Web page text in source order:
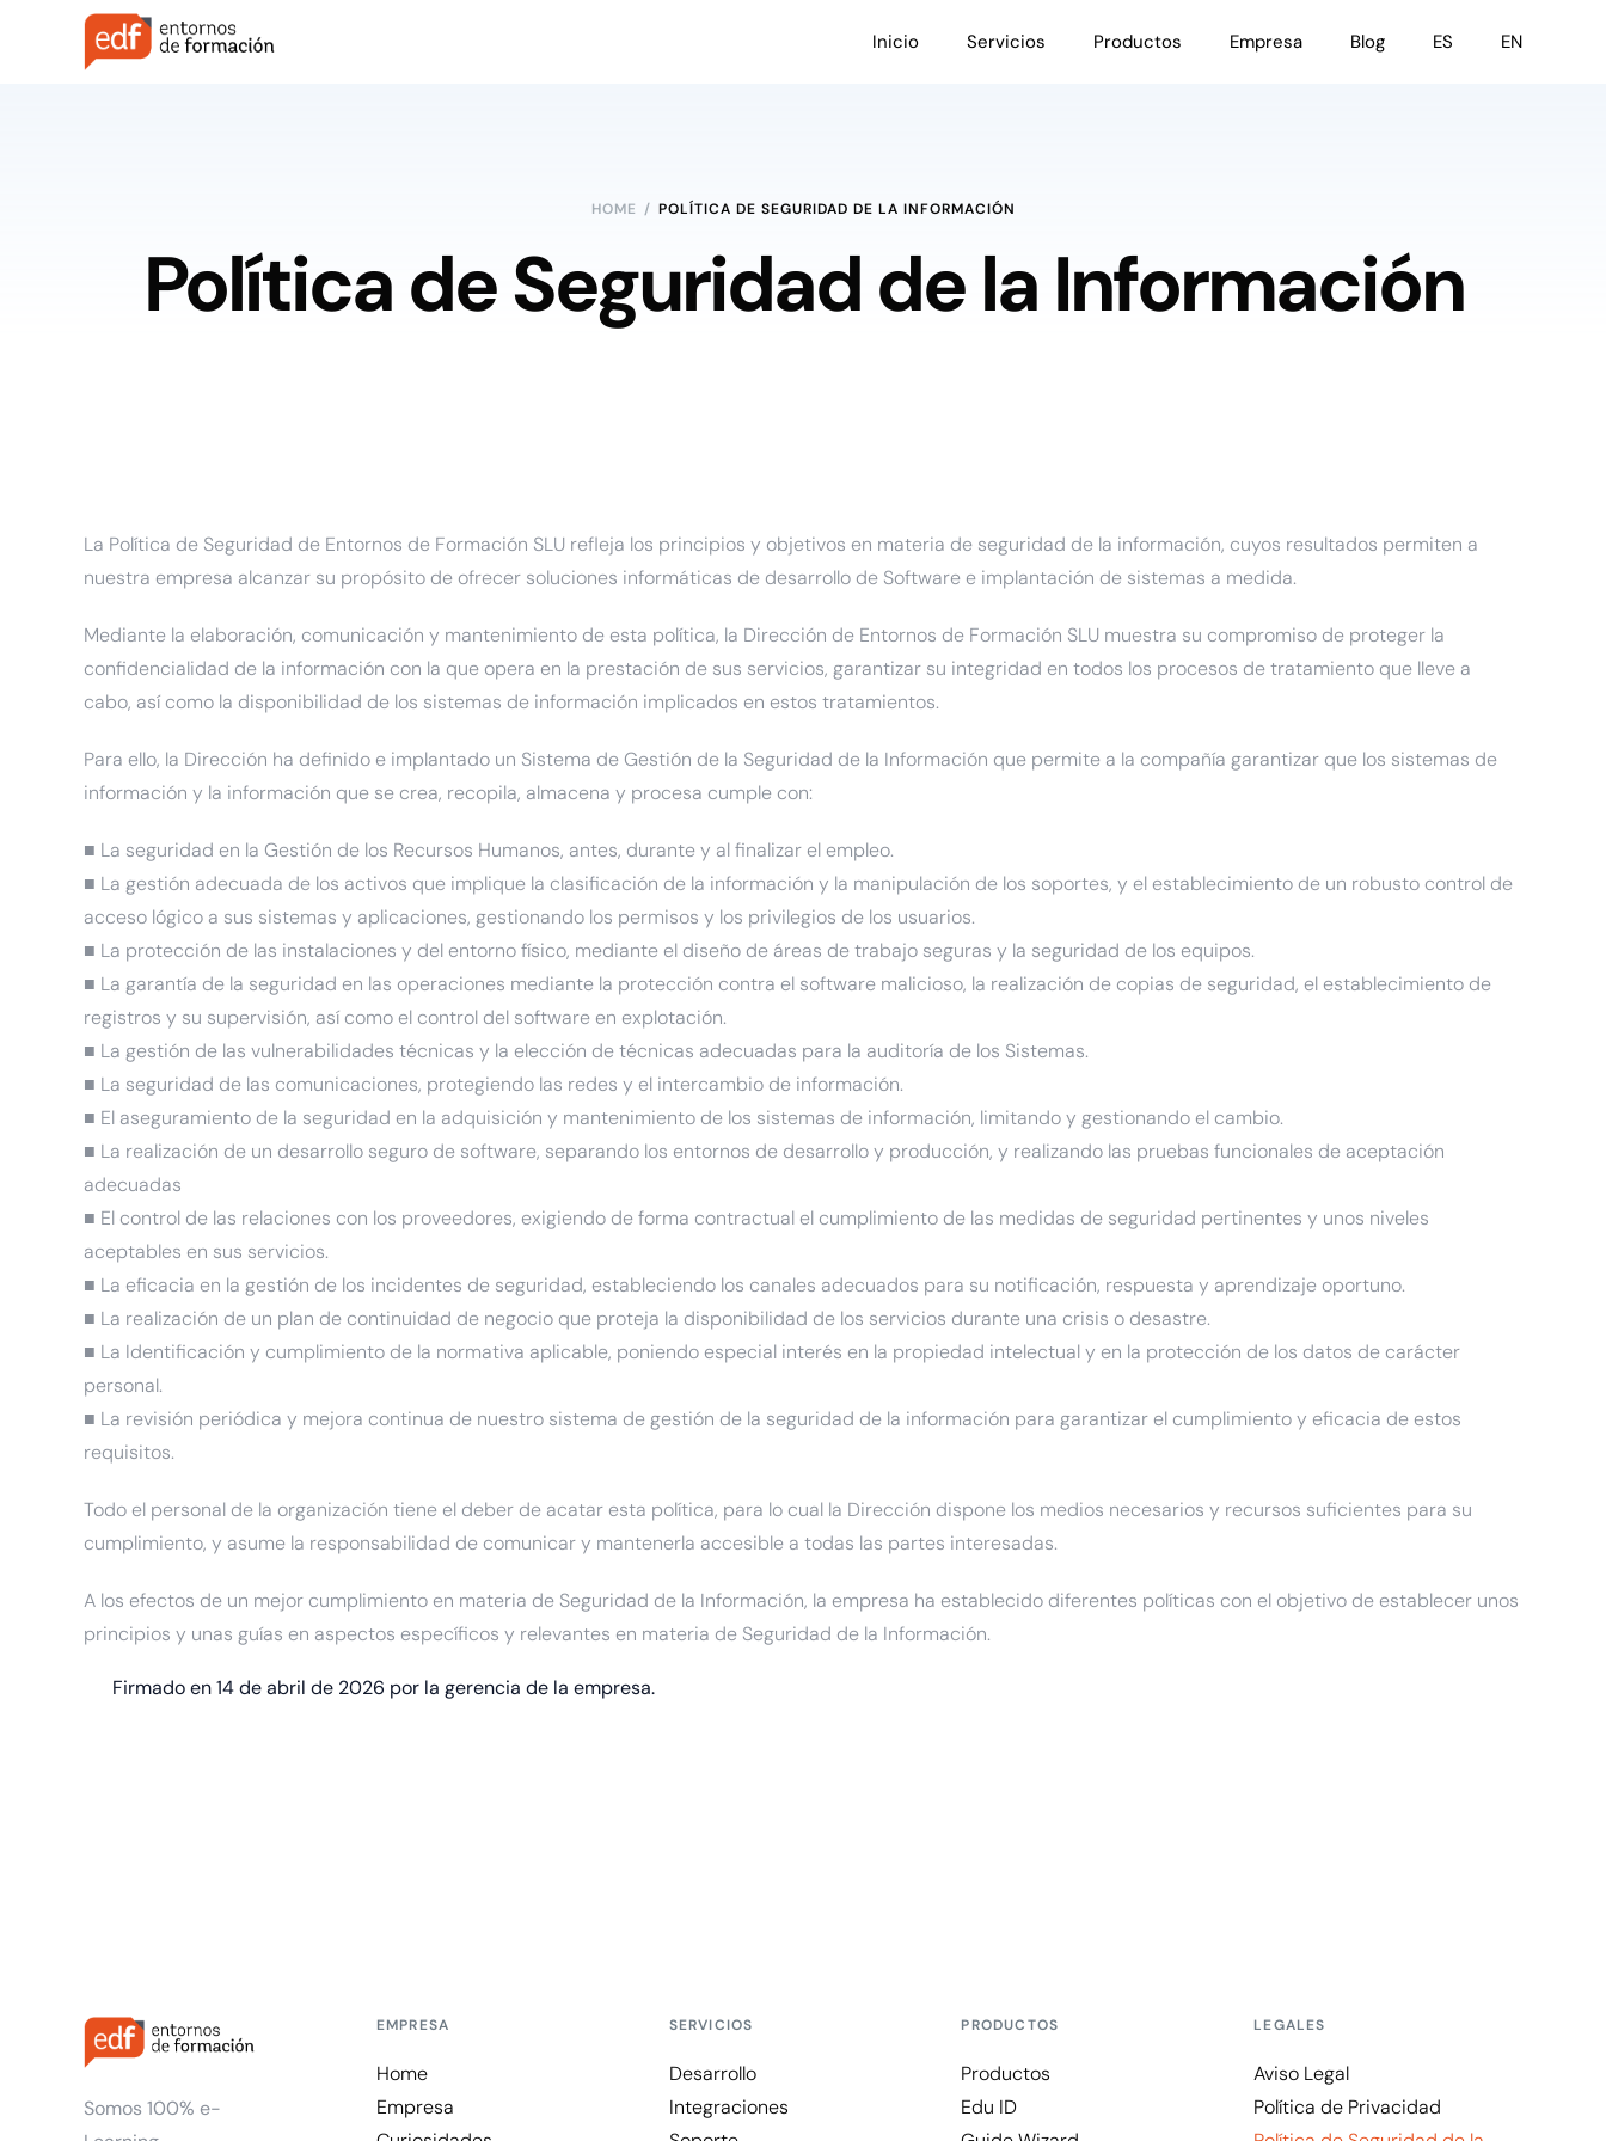
Inicio Servicios Productos Empresa Blog ES EN
HOME / POLÍTICA DE SEGURIDAD DE LA INFORMACIÓN
Política de Seguridad de la Información
La Política de Seguridad de Entornos de Formación SLU refleja los principios y objetivos en materia de seguridad de la información, cuyos resultados permiten a
nuestra empresa alcanzar su propósito de ofrecer soluciones informáticas de desarrollo de Software e implantación de sistemas a medida.
Mediante la elaboración, comunicación y mantenimiento de esta política, la Dirección de Entornos de Formación SLU muestra su compromiso de proteger la
confidencialidad de la información con la que opera en la prestación de sus servicios, garantizar su integridad en todos los procesos de tratamiento que lleve a
cabo, así como la disponibilidad de los sistemas de información implicados en estos tratamientos.
Para ello, la Dirección ha definido e implantado un Sistema de Gestión de la Seguridad de la Información que permite a la compañía garantizar que los sistemas de
información y la información que se crea, recopila, almacena y procesa cumple con:
■ La seguridad en la Gestión de los Recursos Humanos, antes, durante y al finalizar el empleo.
■ La gestión adecuada de los activos que implique la clasificación de la información y la manipulación de los soportes, y el establecimiento de un robusto control de
acceso lógico a sus sistemas y aplicaciones, gestionando los permisos y los privilegios de los usuarios.
■ La protección de las instalaciones y del entorno físico, mediante el diseño de áreas de trabajo seguras y la seguridad de los equipos.
■ La garantía de la seguridad en las operaciones mediante la protección contra el software malicioso, la realización de copias de seguridad, el establecimiento de
registros y su supervisión, así como el control del software en explotación.
■ La gestión de las vulnerabilidades técnicas y la elección de técnicas adecuadas para la auditoría de los Sistemas.
■ La seguridad de las comunicaciones, protegiendo las redes y el intercambio de información.
■ El aseguramiento de la seguridad en la adquisición y mantenimiento de los sistemas de información, limitando y gestionando el cambio.
■ La realización de un desarrollo seguro de software, separando los entornos de desarrollo y producción, y realizando las pruebas funcionales de aceptación
adecuadas
■ El control de las relaciones con los proveedores, exigiendo de forma contractual el cumplimiento de las medidas de seguridad pertinentes y unos niveles
aceptables en sus servicios.
■ La eficacia en la gestión de los incidentes de seguridad, estableciendo los canales adecuados para su notificación, respuesta y aprendizaje oportuno.
■ La realización de un plan de continuidad de negocio que proteja la disponibilidad de los servicios durante una crisis o desastre.
■ La Identificación y cumplimiento de la normativa aplicable, poniendo especial interés en la propiedad intelectual y en la protección de los datos de carácter
personal.
■ La revisión periódica y mejora continua de nuestro sistema de gestión de la seguridad de la información para garantizar el cumplimiento y eficacia de estos
requisitos.
Todo el personal de la organización tiene el deber de acatar esta política, para lo cual la Dirección dispone los medios necesarios y recursos suficientes para su
cumplimiento, y asume la responsabilidad de comunicar y mantenerla accesible a todas las partes interesadas.
A los efectos de un mejor cumplimiento en materia de Seguridad de la Información, la empresa ha establecido diferentes políticas con el objetivo de establecer unos
principios y unas guías en aspectos específicos y relevantes en materia de Seguridad de la Información.
Firmado en 14 de abril de 2026 por la gerencia de la empresa.
Somos 100% e-
EMPRESA
Home
Empresa
SERVICIOS
Desarrollo
Integraciones
PRODUCTOS
Productos
Edu ID
LEGALES
Aviso Legal
Política de Privacidad